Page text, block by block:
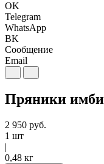
OK
Telegram
WhatsApp
BK
Сообщение
Email
Пряники
2 950 руб.
1 шт
|
0,48 кг